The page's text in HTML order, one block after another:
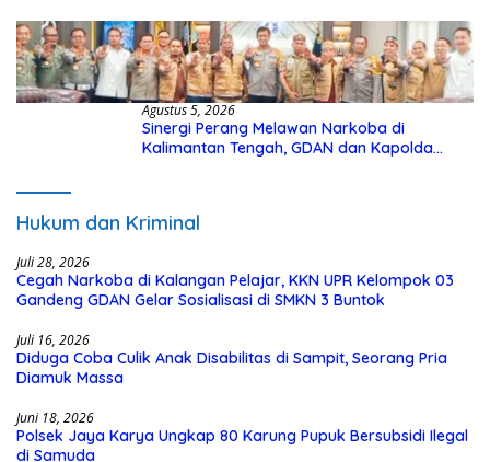
Agustus 5, 2026
Sinergi Perang Melawan Narkoba di
Kalimantan Tengah, GDAN dan Kapolda
Hukum dan Kriminal
Juli 28, 2026
Cegah Narkoba di Kalangan Pelajar, KKN UPR Kelompok 03
Gandeng GDAN Gelar Sosialisasi di SMKN 3 Buntok
Juli 16, 2026
Diduga Coba Culik Anak Disabilitas di Sampit, Seorang Pria
Diamuk Massa
Juni 18, 2026
Polsek Jaya Karya Ungkap 80 Karung Pupuk Bersubsidi Ilegal
di Samuda